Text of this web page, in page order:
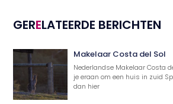
GERELATEERDE BERICHTEN
Makelaar Costa del Sol
Nederlandse Makelaar Costa
je eraan om een huis in zuid
dan hier